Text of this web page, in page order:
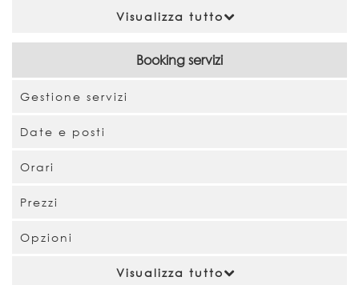
Visualizza tutto
Booking servizi
Gestione servizi
Date e posti
Orari
Prezzi
Opzioni
Visualizza tutto